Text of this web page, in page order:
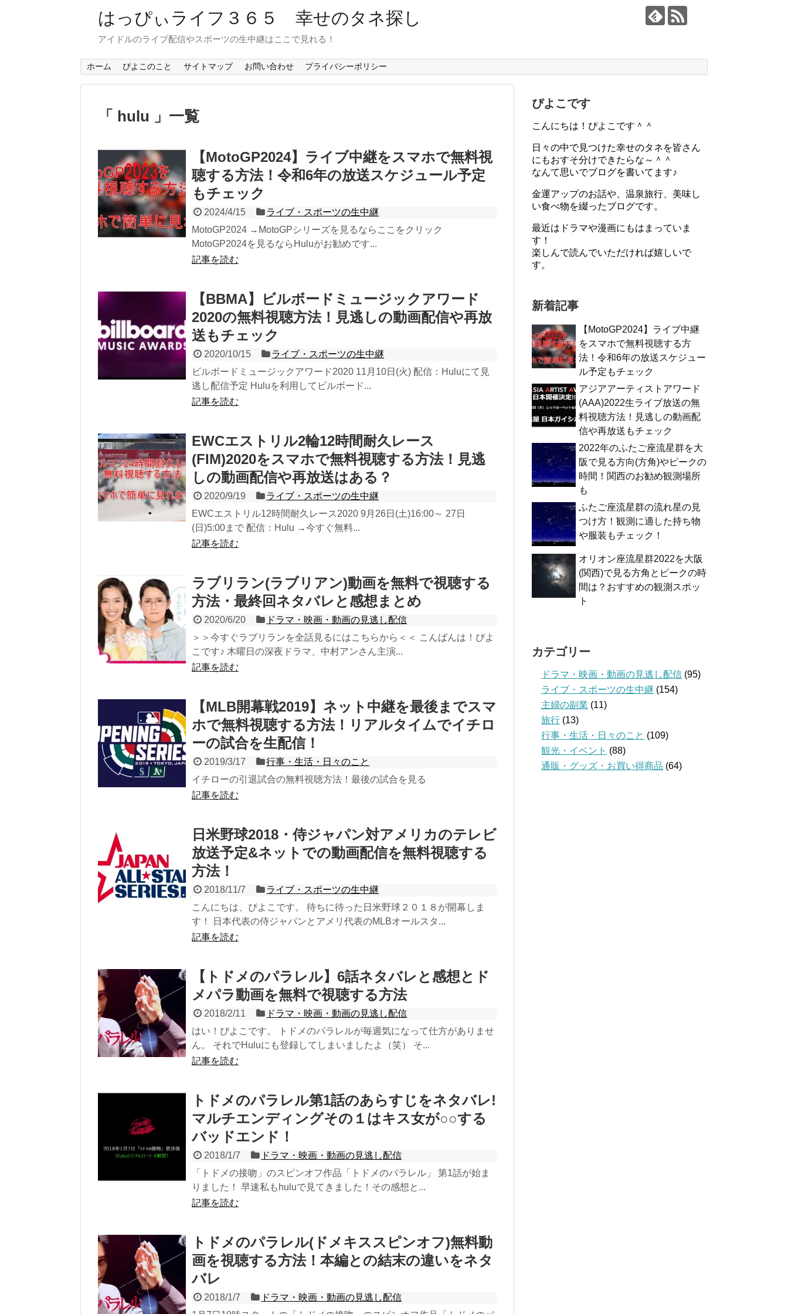
はっぴぃライフ３６５ 幸せのタネ探し
アイドルのライブ配信やスポーツの生中継はここで見れる！
ホーム ぴよこのこと サイトマップ お問い合わせ プライバシーポリシー
「 hulu 」一覧
【MotoGP2024】ライブ中継をスマホで無料視
聴する方法！令和6年の放送スケジュール予定
もチェック
2024/4/15
ライブ・スポーツの生中継
MotoGP2024 →MotoGPシリーズを見るならここをクリック
MotoGP2024を見るならHuluがお勧めです...
記事を読む
【BBMA】ビルボードミュージックアワード
2020の無料視聴方法！見逃しの動画配信や再放
送もチェック
2020/10/15
ライブ・スポーツの生中継
ビルボードミュージックアワード2020 11月10日(火) 配信：Huluにて見
逃し配信予定 Huluを利用してビルボード...
記事を読む
EWCエストリル2輪12時間耐久レース
(FIM)2020をスマホで無料視聴する方法！見逃
しの動画配信や再放送はある？
2020/9/19
ライブ・スポーツの生中継
EWCエストリル12時間耐久レース2020 9月26日(土)16:00～ 27日
(日)5:00まで 配信：Hulu →今すぐ無料...
記事を読む
ラブリラン(ラブリアン)動画を無料で視聴する
方法・最終回ネタバレと感想まとめ
2020/6/20
ドラマ・映画・動画の見逃し配信
＞＞今すぐラブリランを全話見るにはこちらから＜＜ こんばんは！ぴよ
こです♪ 木曜日の深夜ドラマ、中村アンさん主演...
記事を読む
【MLB開幕戦2019】ネット中継を最後までスマ
ホで無料視聴する方法！リアルタイムでイチロ
ーの試合を生配信！
2019/3/17
行事・生活・日々のこと
イチローの引退試合の無料視聴方法！最後の試合を見る
記事を読む
日米野球2018・侍ジャパン対アメリカのテレビ
放送予定&ネットでの動画配信を無料視聴する
方法！
2018/11/7
ライブ・スポーツの生中継
こんにちは、ぴよこです。 待ちに待った日米野球２０１８が開幕しま
す！ 日本代表の侍ジャパンとアメリ代表のMLBオールスタ...
記事を読む
【トドメのパラレル】6話ネタバレと感想とド
メパラ動画を無料で視聴する方法
2018/2/11
ドラマ・映画・動画の見逃し配信
はい！ぴよこです。 トドメのパラレルが毎週気になって仕方がありませ
ん。 それでHuluにも登録してしまいましたよ（笑） そ...
記事を読む
トドメのパラレル第1話のあらすじをネタバレ!
マルチエンディングその１はキス女が○○する
バッドエンド！
2018/1/7
ドラマ・映画・動画の見逃し配信
「トドメの接吻」のスピンオフ作品「トドメのパラレル」 第1話が始ま
りました！ 早速私もhuluで見てきました！その感想と...
記事を読む
トドメのパラレル(ドメキススピンオフ)無料動
画を視聴する方法！本編との結末の違いをネタ
バレ
2018/1/7
ドラマ・映画・動画の見逃し配信
ぴよこです
こんにちは！ぴよこです＾＾
日々の中で見つけた幸せのタネを皆さん
にもおすそ分けできたらな～＾＾
なんて思いでブログを書いてます♪
金運アップのお話や、温泉旅行、美味し
い食べ物を綴ったブログです。
最近はドラマや漫画にもはまっていま
す！
楽しんで読んでいただければ嬉しいで
す。
新着記事
【MotoGP2024】ライブ中継
をスマホで無料視聴する方
法！令和6年の放送スケジュー
ル予定もチェック
アジアアーティストアワード
(AAA)2022生ライブ放送の無
料視聴方法！見逃しの動画配
信や再放送もチェック
2022年のふたご座流星群を大
阪で見る方向(方角)やピークの
時間！関西のお勧め観測場所
も
ふたご座流星群の流れ星の見
つけ方！観測に適した持ち物
や服装もチェック！
オリオン座流星群2022を大阪
(関西)で見る方角とピークの時
間は？おすすめの観測スポッ
ト
カテゴリー
ドラマ・映画・動画の見逃し配信 (95)
ライブ・スポーツの生中継 (154)
主婦の副業 (11)
旅行 (13)
行事・生活・日々のこと (109)
観光・イベント (88)
通販・グッズ・お買い得商品 (64)